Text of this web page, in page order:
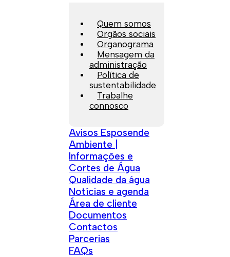
Quem somos
Orgãos sociais
Organograma
Mensagem da
administração
Política de
sustentabilidade
Trabalhe
connosco
Avisos Esposende
Ambiente |
Informações e
Cortes de Água
Qualidade da água
Notícias e agenda
Área de cliente
Documentos
Contactos
Parcerias
FAQs